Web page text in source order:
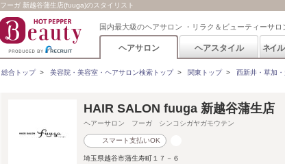
フーガ 新越谷蒲生店(fuuga)のスタイリスト
国内最大級のヘアサロン ・リラク＆ビューティーサロ
ヘアサロン ヘアスタイル ネイ
総合トップ> 美容院・美容室・ヘアサロン検索トップ> 関東トップ> 西新井・草加
HAIR SALON fuuga 新越谷蒲生店
ヘアーサロン フーガ シンコシガヤガモウテン
スマート支払いOK
埼玉県越谷市蒲生寿町１７－６